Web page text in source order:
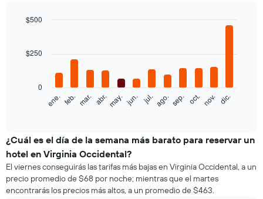
with
siguiente
el
promedio
de
una
habitación
ene. feb. mar. abr.may. jun. jul. ago. sep. oct. nov. dic.
0
$250
$500
¿Cuál es el día de la semana más barato para reservar un
hotel en Virginia Occidental?
El viernes conseguirás las tarifas más bajas en Virginia Occidental, a un
precio promedio de $68 por noche; mientras que el martes
encontrarás los precios más altos, a un promedio de $463.